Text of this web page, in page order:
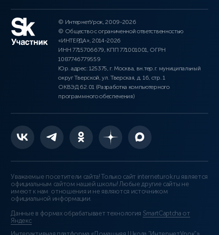
© ИнтернетУрок, 2009-2026
© Общество с ограниченной ответственностью
«ИНТЕРДА», 2014-2026
ИНН 7715706679, КПП 771001001, ОГРН
1087746779559
Юр. адрес: 125375, г. Москва, вн.тер.г. муниципальный
округ Тверской, ул. Тверская, д. 16, стр. 1
ОКВЭД 62.01 (Разработка компьютерного
программного обеспечения)
Уважаемые посетители сайта! Только сайт interneturok.ru является
официальным сайтом нашей школы! Любые другие сайты не
имеют к нам отношения и не являются источником
официальной информации.
Данные в формах обрабатывает технология SmartCaptcha от
Яндекс